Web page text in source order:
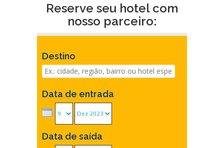
Reserve seu hotel com
nosso parceiro:
Destino
Data de entrada
Data de saída